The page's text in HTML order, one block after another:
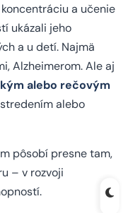
a učenie
ukázali jeho
a u detí. Najmä
Alzheimerom. Ale aj
alebo rečovým
alebo
pôsobí presne tam,
– v rozvoji